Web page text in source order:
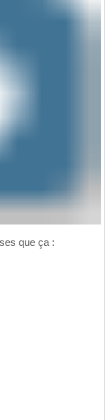
que ça :